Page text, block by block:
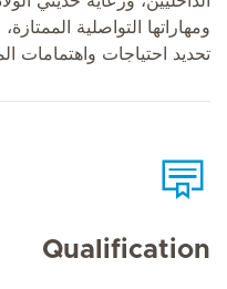
ومهاراتها التواصلية
تحديد احتياجات واهتمامات
Qualification